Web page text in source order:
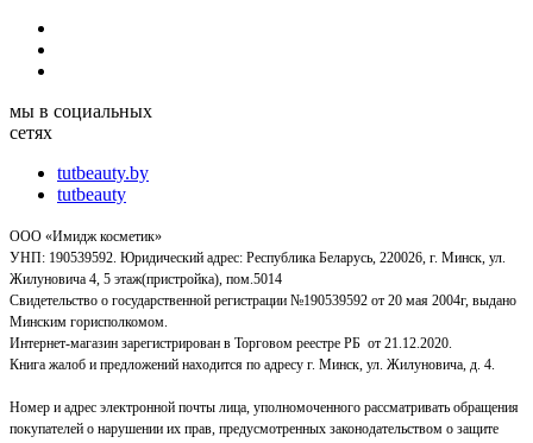
мы в социальных
сетях
tutbeauty.by
tutbeauty
ООО «Имидж косметик»
УНП: 190539592. Юридический адрес: Республика Беларусь, 220026, г. Минск, ул.
Жилуновича 4, 5 этаж(пристройка), пом.5014
Свидетельство о государственной регистрации №190539592 от 20 мая 2004г, выдано
Минским горисполкомом.
Интернет-магазин зарегистрирован в Торговом реестре РБ от 21.12.2020.
Книга жалоб и предложений находится по адресу г. Минск, ул. Жилуновича, д. 4.
Номер и адрес электронной почты лица, уполномоченного рассматривать обращения
покупателей о нарушении их прав, предусмотренных законодательством о защите